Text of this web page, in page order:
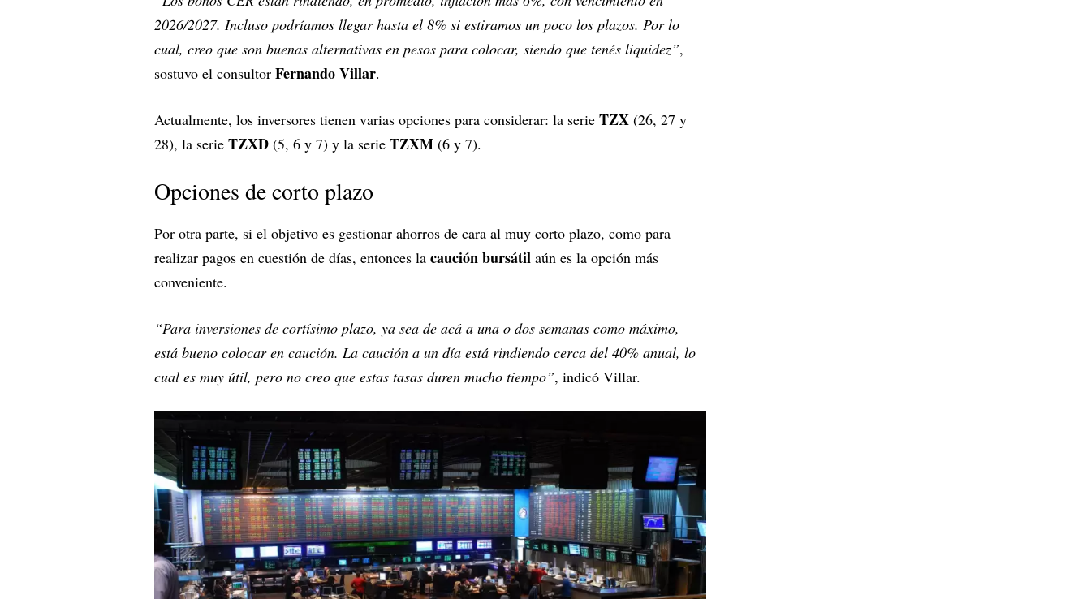
2026/2027. Incluso podríamos llegar hasta el 8% si estiramos un poco los plazos. Por lo
cual, creo que son buenas alternativas en pesos para colocar, siendo que tenés liquidez”,
sostuvo el consultor Fernando Villar.
Actualmente, los inversores tienen varias opciones para considerar: la serie TZX (26, 27 y
28), la serie TZXD (5, 6 y 7) y la serie TZXM (6 y 7).
Opciones de corto plazo
Por otra parte, si el objetivo es gestionar ahorros de cara al muy corto plazo, como para
realizar pagos en cuestión de días, entonces la caución bursátil aún es la opción más
conveniente.
“Para inversiones de cortísimo plazo, ya sea de acá a una o dos semanas como máximo,
está bueno colocar en caución. La caución a un día está rindiendo cerca del 40% anual, lo
cual es muy útil, pero no creo que estas tasas duren mucho tiempo”, indicó Villar.